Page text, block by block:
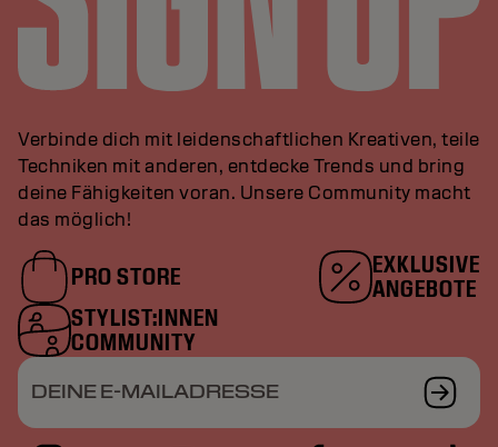
Verbinde dich mit leidenschaftlichen Kreativen, teile
Techniken mit anderen, entdecke Trends und bring
deine Fähigkeiten voran. Unsere Community macht
das möglich!
PRO STORE
EXKLUSIVE
ANGEBOTE
STYLIST:INNEN
COMMUNITY
DEINE E-MAILADRESSE